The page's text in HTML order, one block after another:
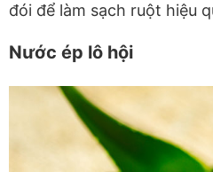
đói để làm sạch ruột hiệu
Nước ép lô hội